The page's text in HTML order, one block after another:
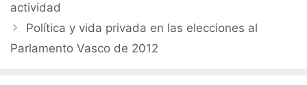
actividad
Política y vida privada en las elecciones al
Parlamento Vasco de 2012